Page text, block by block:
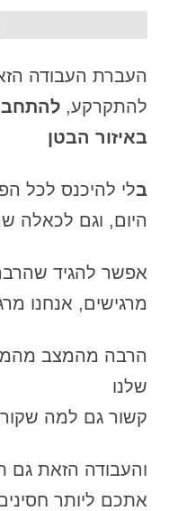
העברת העבודה
להתקרקע,
באיזור הבטן
בלי להיכנס לכל
היום, וגם לכאלה
אפשר להגיד
מרגישים, אנחנו
הרבה מהמצב
שלנו
קשור גם למה
והעבודה הזאת גם
אתכם ליותר